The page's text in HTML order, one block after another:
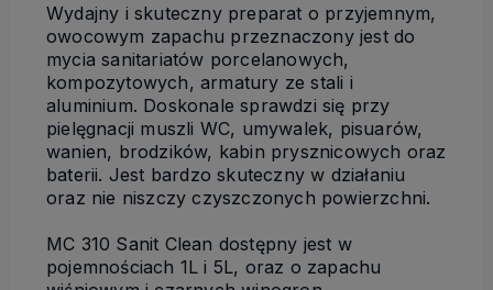
Wydajny i skuteczny preparat o przyjemnym,
owocowym zapachu przeznaczony jest do
mycia sanitariatów porcelanowych,
kompozytowych, armatury ze stali i
aluminium. Doskonale sprawdzi się przy
pielęgnacji muszli WC, umywalek, pisuarów,
wanien, brodzików, kabin prysznicowych oraz
baterii. Jest bardzo skuteczny w działaniu
oraz nie niszczy czyszczonych powierzchni.
MC 310 Sanit Clean dostępny jest w
pojemnościach 1L i 5L, oraz o zapachu